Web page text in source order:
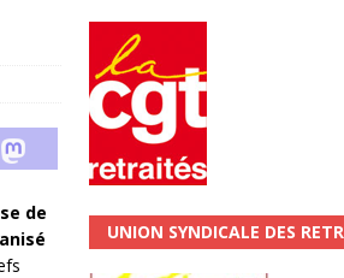
pour les salariéS !!!
Commerciale DDCE/Télévente :
droit, pas un cadeau !
SECTEUR
TRACTS
de
UNION SYNDICALE DES